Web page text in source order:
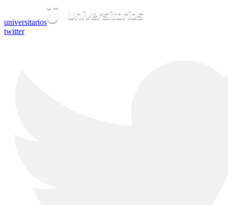
universitarios
twitter